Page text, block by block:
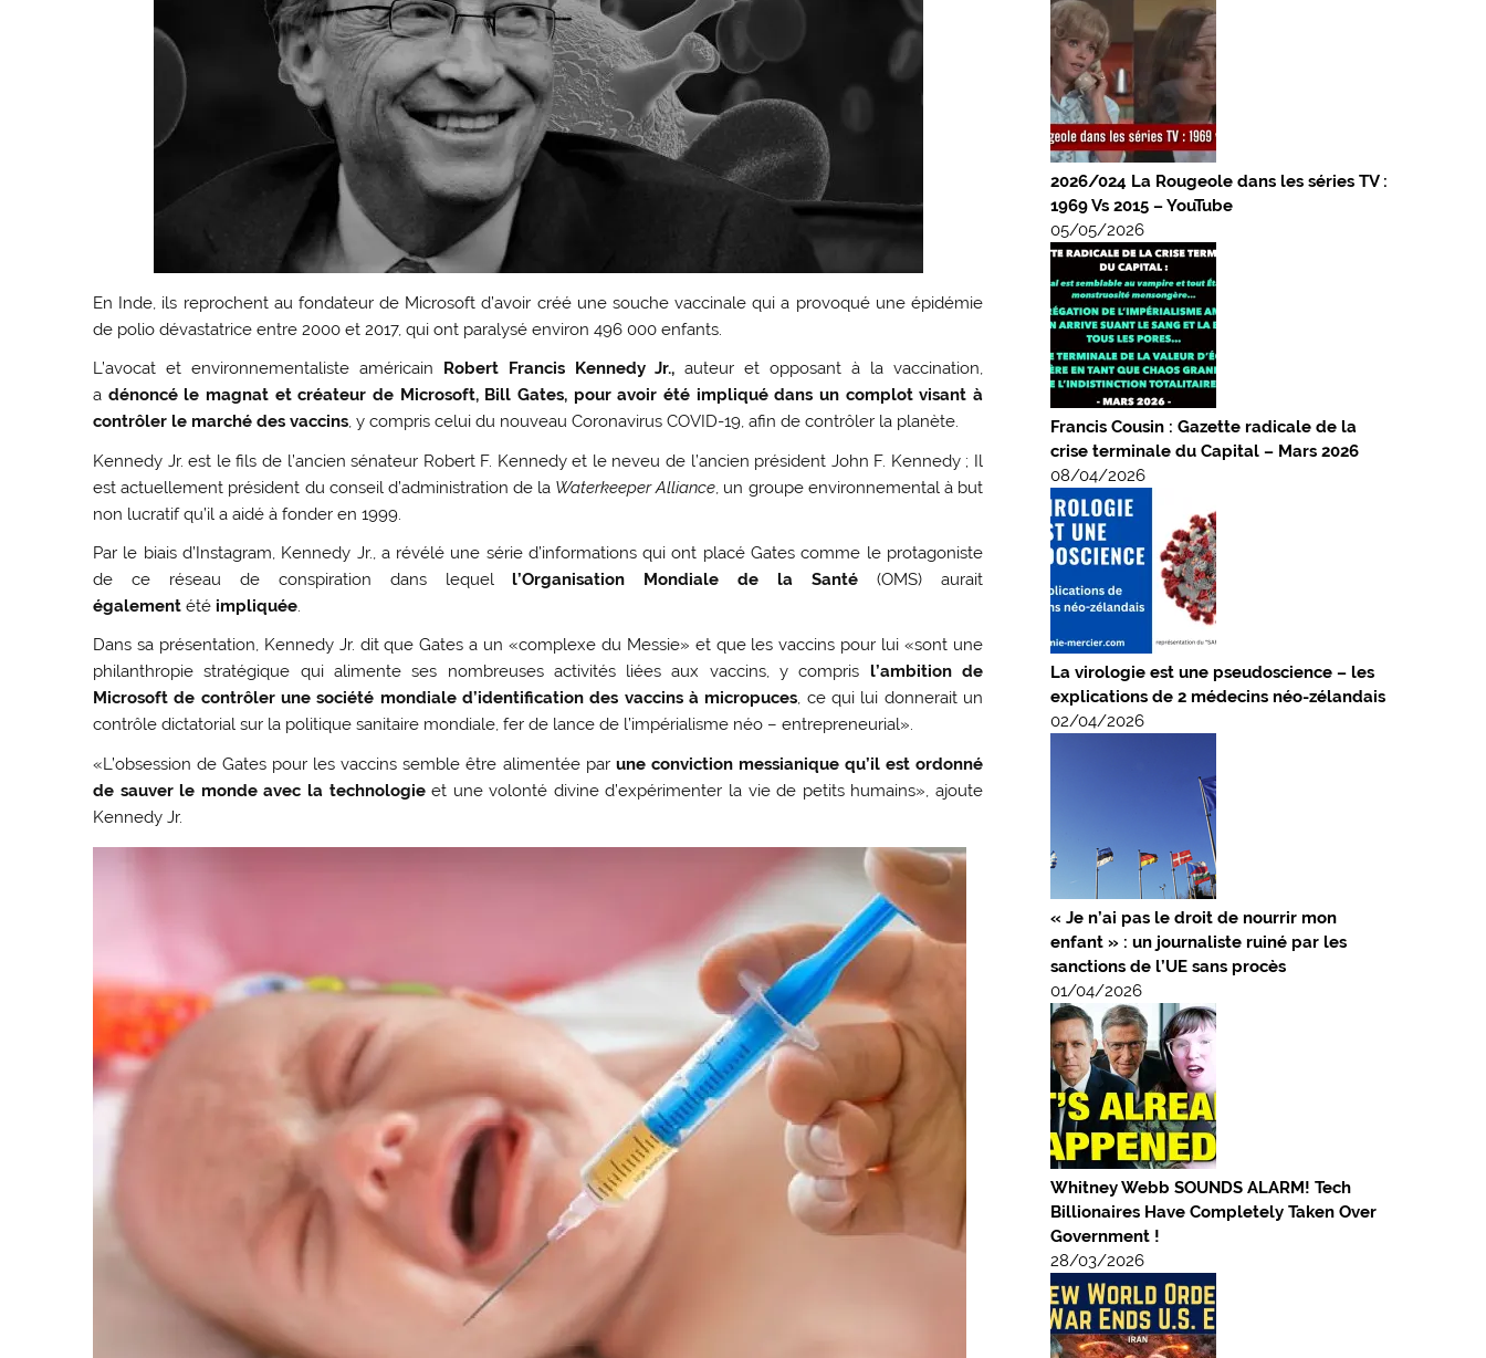
En Inde, ils reprochent au fondateur de Microsoft d’avoir créé une souche vaccinale qui a provoqué une épidémie
de polio dévastatrice entre 2000 et 2017, qui ont paralysé environ 496 000 enfants.
L’avocat et environnementaliste américain Robert Francis Kennedy Jr.,auteur et opposant à la vaccination,
a dénoncé le magnat et créateur de Microsoft, Bill Gates, pour avoir été impliqué dans un complot visant à
contrôler le marché des vaccins, y compris celui du nouveau Coronavirus COVID-19, afin de contrôler la planète.
Kennedy Jr. est le fils de l’ancien sénateur Robert F. Kennedy et le neveu de l’ancien président John F. Kennedy ; Il
est actuellement président du conseil d’administration de la Waterkeeper Alliance , un groupe environnemental à but
non lucratif qu’il a aidé à fonder en 1999.
Par le biais d’Instagram, Kennedy Jr., a révélé une série d’informations qui ont placé Gates comme le protagoniste
de ce réseau de conspiration dans lequel l’Organisation Mondiale de la Santé (OMS) aurait
égalementété impliquée.
Dans sa présentation, Kennedy Jr. dit que Gates a un «complexe du Messie» et que les vaccins pour lui «sont une
philanthropie stratégique qui alimente ses nombreuses activités liées aux vaccins, y compris l’ambition de
Microsoft de contrôler une société mondiale d’identification des vaccins à micropuces, ce qui lui donnerait un
contrôle dictatorial sur la politique sanitaire mondiale, fer de lance de l’impérialisme néo – entrepreneurial».
«L’obsession de Gates pour les vaccins semble être alimentée par une conviction messianique qu’il est ordonné
de sauver le monde avec la technologieet une volonté divine d’expérimenter la vie de petits humains», ajoute
Kennedy Jr.
2026/024 La Rougeole dans les séries TV :
1969 Vs 2015 – YouTube
05/05/2026
Francis Cousin : Gazette radicale de la
crise terminale du Capital – Mars 2026
08/04/2026
La virologie est une pseudoscience – les
explications de 2 médecins néo-zélandais
02/04/2026
« Je n’ai pas le droit de nourrir mon
enfant » : un journaliste ruiné par les
sanctions de l’UE sans procès
01/04/2026
Whitney Webb SOUNDS ALARM! Tech
Billionaires Have Completely Taken Over
Government !
28/03/2026